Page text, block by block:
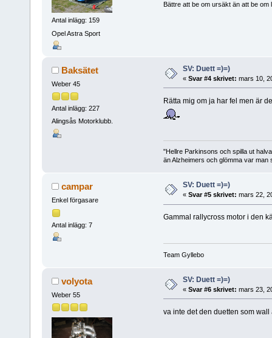
Antal inlägg: 159
Opel Astra Sport
Bättre att be om ursäkt än att be om
Baksätet
Weber 45
Antal inlägg: 227
Alingsås Motorklubb.
SV: Duett =)=)
« Svar #4 skrivet: mars 10,
Rätta mig om ja har fel men är
"Hellre Parkinsons och spilla ut
än Alzheimers och glömma var man
campar
Enkel förgasare
Antal inlägg: 7
SV: Duett =)=)
« Svar #5 skrivet: mars 22,
Gammal rallycross motor i den
Team Gyllebo
volyota
Weber 55
SV: Duett =)=)
« Svar #6 skrivet: mars 23,
va inte det den duetten som